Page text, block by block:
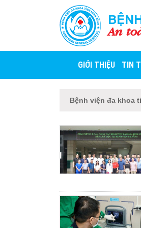
An
GIỚI THIỆU TIN
Bệnh viện đa khoa